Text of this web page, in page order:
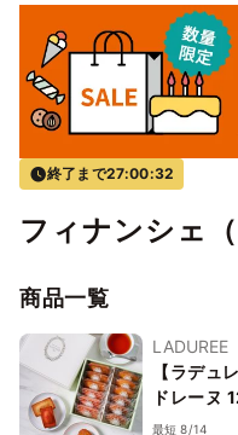
終了まで27:00:31
フィナンシェ
商品一覧
LADUREE
【ラデュ
ドレーヌ
最短 8/14